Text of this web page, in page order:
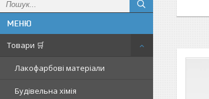
Товари 🛒
Лакофарбові матеріали
Будівельна хімія